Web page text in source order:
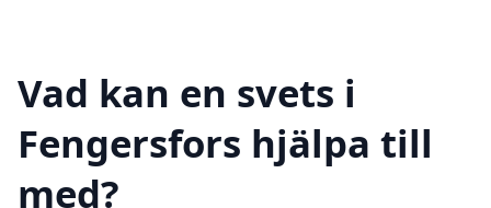
Vad kan en svets i
Fengersfors hjälpa till
med?